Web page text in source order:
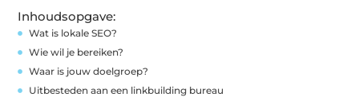
Inhoudsopgave:
Wat is lokale SEO?
Wie wil je bereiken?
Waar is jouw doelgroep?
Uitbesteden aan een linkbuilding bureau